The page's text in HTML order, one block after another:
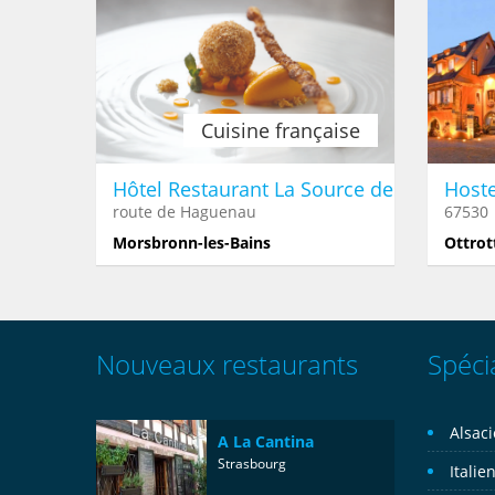
Alsacien
La Stub des 2 �?tangs
67190
Heiligenberg
67000
Alsacien
Hoenheim
Cuisine française
Hôtel Restaurant La Source des Sens
route de Haguenau
Morsbronn-les-Bains
67530
Nouveaux restaurants
A La Cantina
Strasbourg
Italien